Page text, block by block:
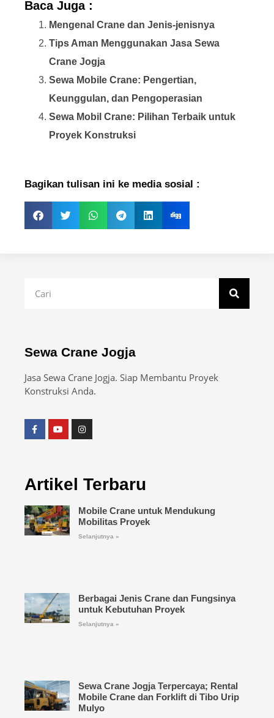
Baca Juga :
Mengenal Crane dan Jenis-jenisnya
Tips Aman Menggunakan Jasa Sewa
Crane Jogja
Sewa Mobile Crane: Pengertian,
Keunggulan, dan Pengoperasian
Sewa Mobil Crane: Pilihan Terbaik untuk
Proyek Konstruksi
Bagikan tulisan ini ke media sosial :
Sewa Crane Jogja
Jasa Sewa Crane Jogja. Siap Membantu Proyek
Konstruksi Anda.
Artikel Terbaru
Mobile Crane untuk Mendukung
Mobilitas Proyek
Selanjutnya »
Berbagai Jenis Crane dan Fungsinya
untuk Kebutuhan Proyek
Selanjutnya »
Sewa Crane Jogja Terpercaya; Rental
Mobile Crane dan Forklift di Tibo Urip
Mulyo